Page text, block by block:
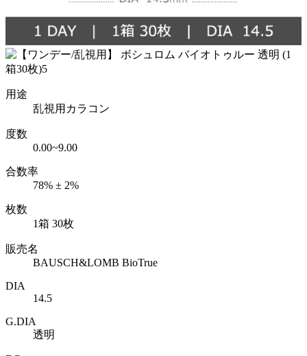
用途
乱視用カラコン
度数
0.00~9.00
合数率
78% ± 2%
枚数
1箱 30枚
販売名
BAUSCH&LOMB BioTrue
DIA
14.5
G.DIA
透明